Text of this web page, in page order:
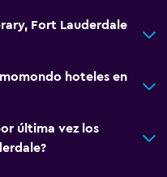
Fort Lauderdale
hoteles en
última vez los